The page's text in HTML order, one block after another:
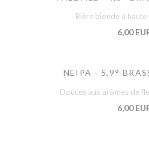
Bière blonde à
6,00
NEIPA - 5,9°
Douces aux arômes de
6,00